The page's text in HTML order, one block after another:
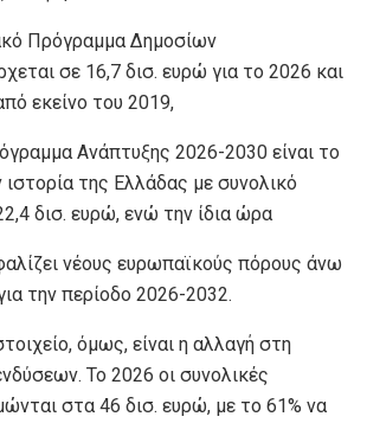
Πρόγραμμα Δημοσίων
σε 16,7 δισ. ευρώ για το 2026 και
εκείνο του 2019,
Ανάπτυξης 2026-2030 είναι το
της Ελλάδας με συνολικό
δισ. ευρώ, ενώ την ίδια ώρα
νέους ευρωπαϊκούς πόρους άνω
την περίοδο 2026-2032.
όμως, είναι η αλλαγή στη
Το 2026 οι συνολικές
στα 46 δισ. ευρώ, με το 61% να